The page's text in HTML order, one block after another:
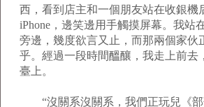
西，看到店主和一個朋友站在收銀機
iPhone，邊笑邊用手觸摸屏幕。我站
旁邊，幾度欲言又止，而那兩個家伙
乎。經過一段時間醞釀，我走上前去
臺上。
“沒關系沒關系，我們正玩兒《部